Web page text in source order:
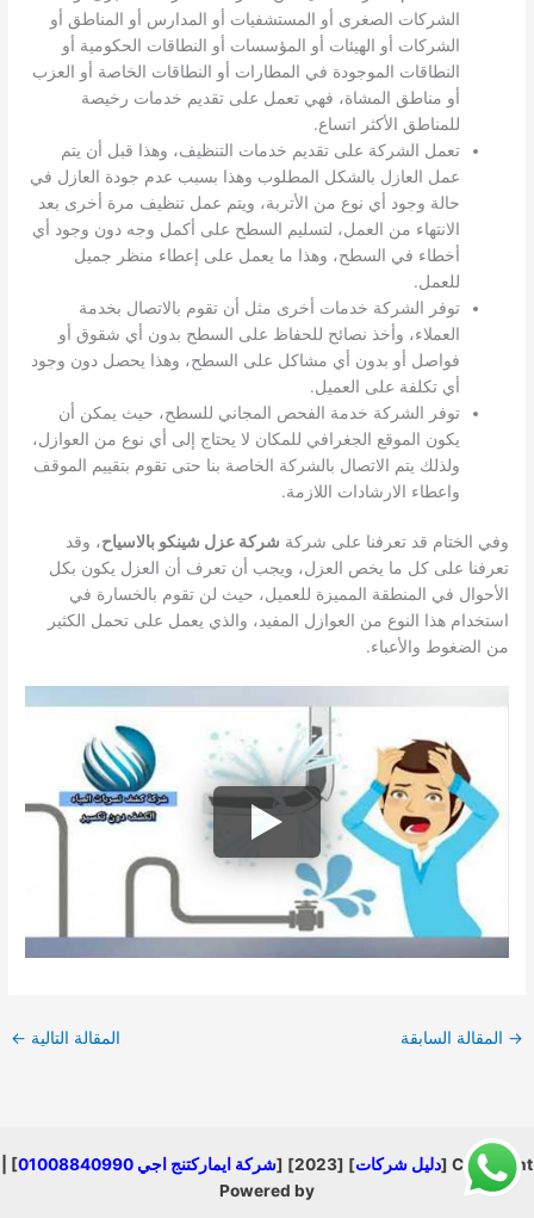
الشركات الصغرى أو المستشفيات أو المدارس أو المناطق أو
الشركات أو الهيئات أو المؤسسات أو النطاقات الحكومية أو
النطاقات الموجودة في المطارات أو النطاقات الخاصة أو العزب
أو مناطق المشاة، فهي تعمل على تقديم خدمات رخيصة
للمناطق الأكثر اتساع.
تعمل الشركة على تقديم خدمات التنظيف، وهذا قبل أن يتم
عمل العازل بالشكل المطلوب وهذا بسبب عدم جودة العازل في
حالة وجود أي نوع من الأتربة، ويتم عمل تنظيف مرة أخرى بعد
الانتهاء من العمل، لتسليم السطح على أكمل وجه دون وجود أي
أخطاء في السطح، وهذا ما يعمل على إعطاء منظر جميل
للعمل.
توفر الشركة خدمات أخرى مثل أن تقوم بالاتصال بخدمة
العملاء، وأخذ نصائح للحفاظ على السطح بدون أي شقوق أو
فواصل أو بدون أي مشاكل على السطح، وهذا يحصل دون وجود
أي تكلفة على العميل.
توفر الشركة خدمة الفحص المجاني للسطح، حيث يمكن أن
يكون الموقع الجغرافي للمكان لا يحتاج إلى أي نوع من العوازل،
ولذلك يتم الاتصال بالشركة الخاصة بنا حتى تقوم بتقييم الموقف
واعطاء الارشادات اللازمة.
وفي الختام قد تعرفنا على شركة شركة عزل شينكو بالاسياح، وقد
تعرفنا على كل ما يخص العزل، ويجب أن تعرف أن العزل يكون بكل
الأحوال في المنطقة المميزة للعميل، حيث لن تقوم بالخسارة في
استخدام هذا النوع من العوازل المفيد، والذي يعمل على تحمل الكثير
من الضغوط والأعباء.
→ المقالة السابقة المقالة التالية ←
Copyright [ دليل شركات] [2023] [ شركة ايماركتنج اجي 01008840990
] |
Powered by